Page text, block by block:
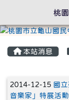
本站消息
文章列
2014-12-15 國
音樂家」特展活
桃